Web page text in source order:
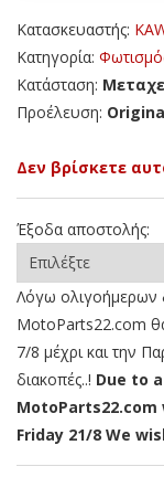
Κατασκευαστής:
Κατηγορία:
Κατάσταση:
Προέλευση:
Δεν βρίσκετε
Έξοδα αποστολής:
Λόγω ολιγοήμερων
MotoParts22.com
7/8 μέχρι και την
διακοπές..! Due to
Friday 21/8 We